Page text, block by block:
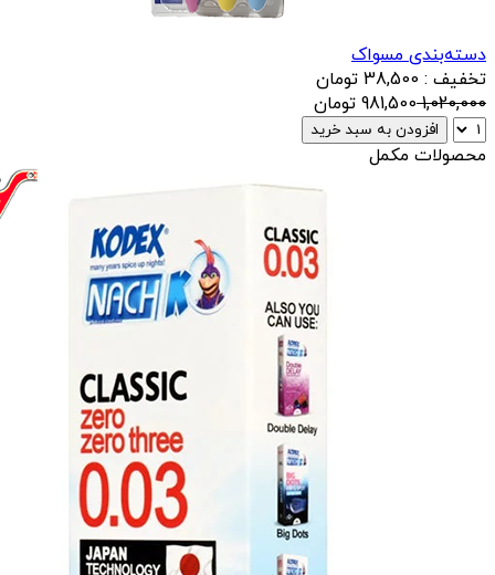
دسته‌بندی مسواک
تخفیف : 38,500 تومان
1,020,000
981,500 تومان
افزودن به سبد خرید
محصولات مکمل